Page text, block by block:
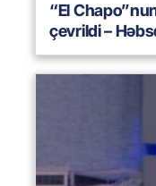
“El
çevrildi –